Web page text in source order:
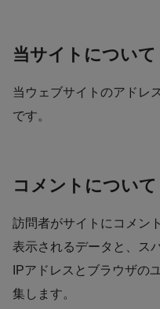
当サイトについて
当ウェブサイトのアドレ
です。
コメントについて
訪問者がサイトにコメン
表示されるデータと、ス
IPアドレスとブラウザの
集します。